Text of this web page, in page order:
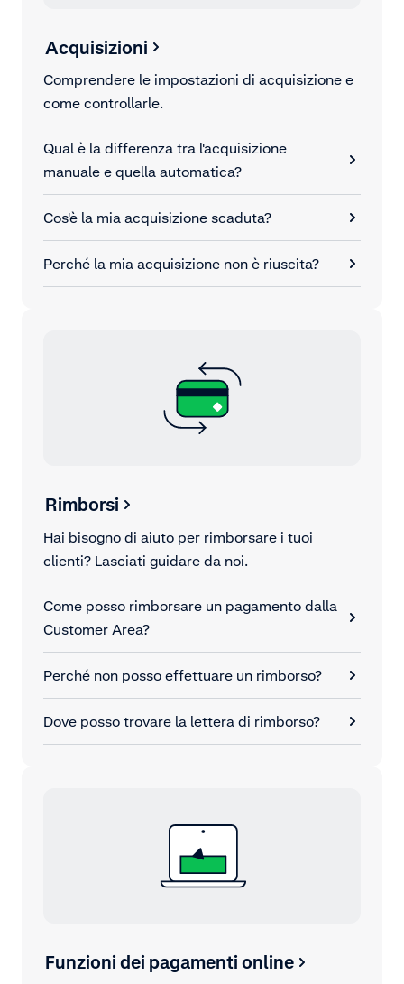
Acquisizioni
Comprendere le impostazioni di acquisizione e
come controllarle.
Qual è la differenza tra l'acquisizione
manuale e quella automatica?
Cos'è la mia acquisizione scaduta?
Perché la mia acquisizione non è riuscita?
Rimborsi
Hai bisogno di aiuto per rimborsare i tuoi
clienti? Lasciati guidare da noi.
Come posso rimborsare un pagamento dalla
Customer Area?
Perché non posso effettuare un rimborso?
Dove posso trovare la lettera di rimborso?
Funzioni dei pagamenti online